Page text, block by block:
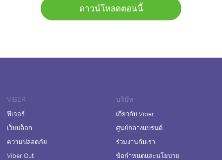
ดาวน์โหลดตอนนี้
VIBER
ฟีเจอร์
เว็บบล็อก
ความปลอดภัย
Viber Out
บริษัท
เกี่ยวกับ Viber
ศูนย์กลางแบรนด์
ร่วมงานกับเรา
ข้อกำหนดและนโยบาย